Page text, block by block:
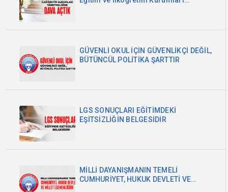
GÜVENLİ OKUL İÇİN GÜVENLİKÇİ DEĞİL,
BÜTÜNCÜL POLİTİKA ŞARTTIR
LGS SONUÇLARI EĞİTİMDEKİ
EŞİTSİZLİĞİN BELGESİDİR
MİLLİ DAYANIŞMANIN TEMELİ
CUMHURİYET, HUKUK DEVLETİ VE